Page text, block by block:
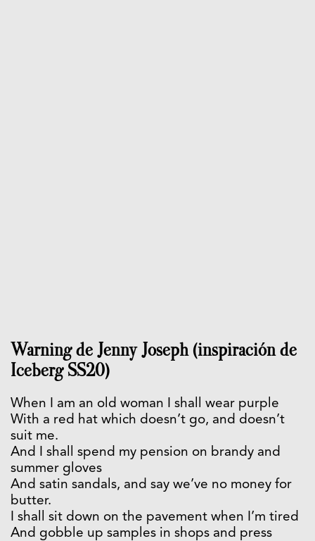
Warning de Jenny Joseph (inspiración de
Iceberg SS20)
When I am an old woman I shall wear purple
With a red hat which doesn’t go, and doesn’t
suit me.
And I shall spend my pension on brandy and
summer gloves
And satin sandals, and say we’ve no money for
butter.
I shall sit down on the pavement when I’m tired
And gobble up samples in shops and press